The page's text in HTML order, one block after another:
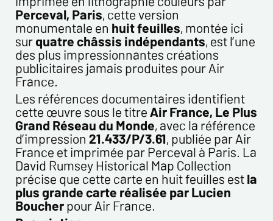
Tél.
Remarques
Politique de confidentialité :
Les informations recueillies sur ce formulaire sont
Perceval, Paris, cette version
monumentale en huit feuilles, montée ici
surquatre châssis indépendants, est l’une
des plus impressionnantes créations
publicitaires jamais produites pour Air
France.
Les références documentaires identifient
cette œuvre sous le titre Air France, Le Plus
Grand Réseau du Monde, avec la référence
d’impression 21.433/P/3.61, publiée par Air
France et imprimée par Perceval à Paris. La
David Rumsey Historical Map Collection
précise que cette carte en huit feuilles estla
plus grande carte réalisée par Lucien
Boucherpour Air France.